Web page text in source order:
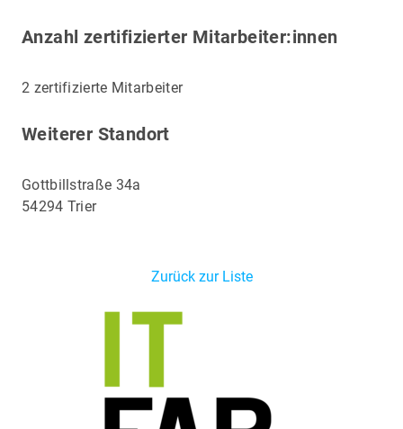
Anzahl zertifizierter Mitarbeiter:innen
2 zertifizierte Mitarbeiter
Weiterer Standort
Gottbillstraße 34a
54294 Trier
Zurück zur Liste